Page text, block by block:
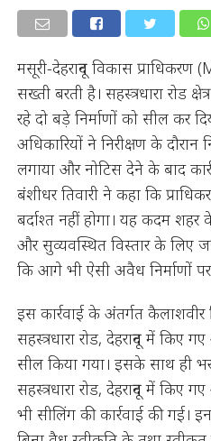
मसूरी-देहरादून विकास प्राधिकरण
सख्ती बरती है। सहस्त्रधारा रोड
रहे दो बड़े निर्माणों को सील कर
अधिकारियों ने निरीक्षण के
लगाया और नोटिस देने के बाद
बंशीधर तिवारी ने कहा कि
बर्दाश्त नहीं होगा। यह कदम
और सुव्यवस्थित विस्तार के लिए
कि आगे भी ऐसी अवैध निर्माणों पर
इस कार्रवाई के अंतर्गत कैलाशवीर
सहस्त्रधारा रोड, देहरादून में किए
सील किया गया। इसके साथ ही
सहस्त्रधारा रोड, देहरादून में किए
भी सीलिंग की कार्रवाई की गई।